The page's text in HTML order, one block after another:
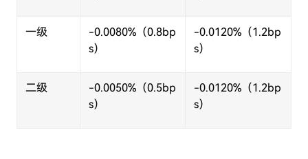
一级 -0.0080% （0.8bp
s）
-0.0120% （1.2bp
s）
二级 -0.0050% （0.5bp
s）
-0.0120% （1 .2bp
s）